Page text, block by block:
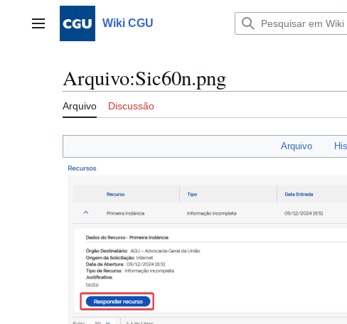
Menu principalWiki CGU
Arquivo:Sic60n.png
Arquivo Discussão
Arquivo